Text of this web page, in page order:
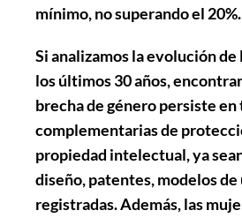
mínimo, no superando el 20%.
Si analizamos la evolución
los últimos 30 años,
brecha de género persiste en
complementarias de
propiedad intelectual, ya
diseño, patentes, modelos
registradas. Además, las